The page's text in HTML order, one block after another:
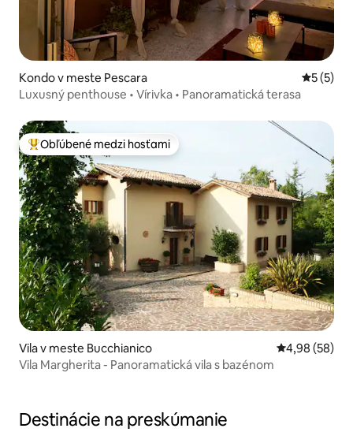
Kondo v meste Pescara
5 (5)
Luxusný penthouse • Vírivka • Panoramatická terasa
Najobľúbenejšie medzi hosťami
Obľúbené medzi hosťami
Vila v meste Bucchianico Priemerné
4,98 (58)
Vila Margherita - Panoramatická vila s bazénom
Destinácie na preskúmanie